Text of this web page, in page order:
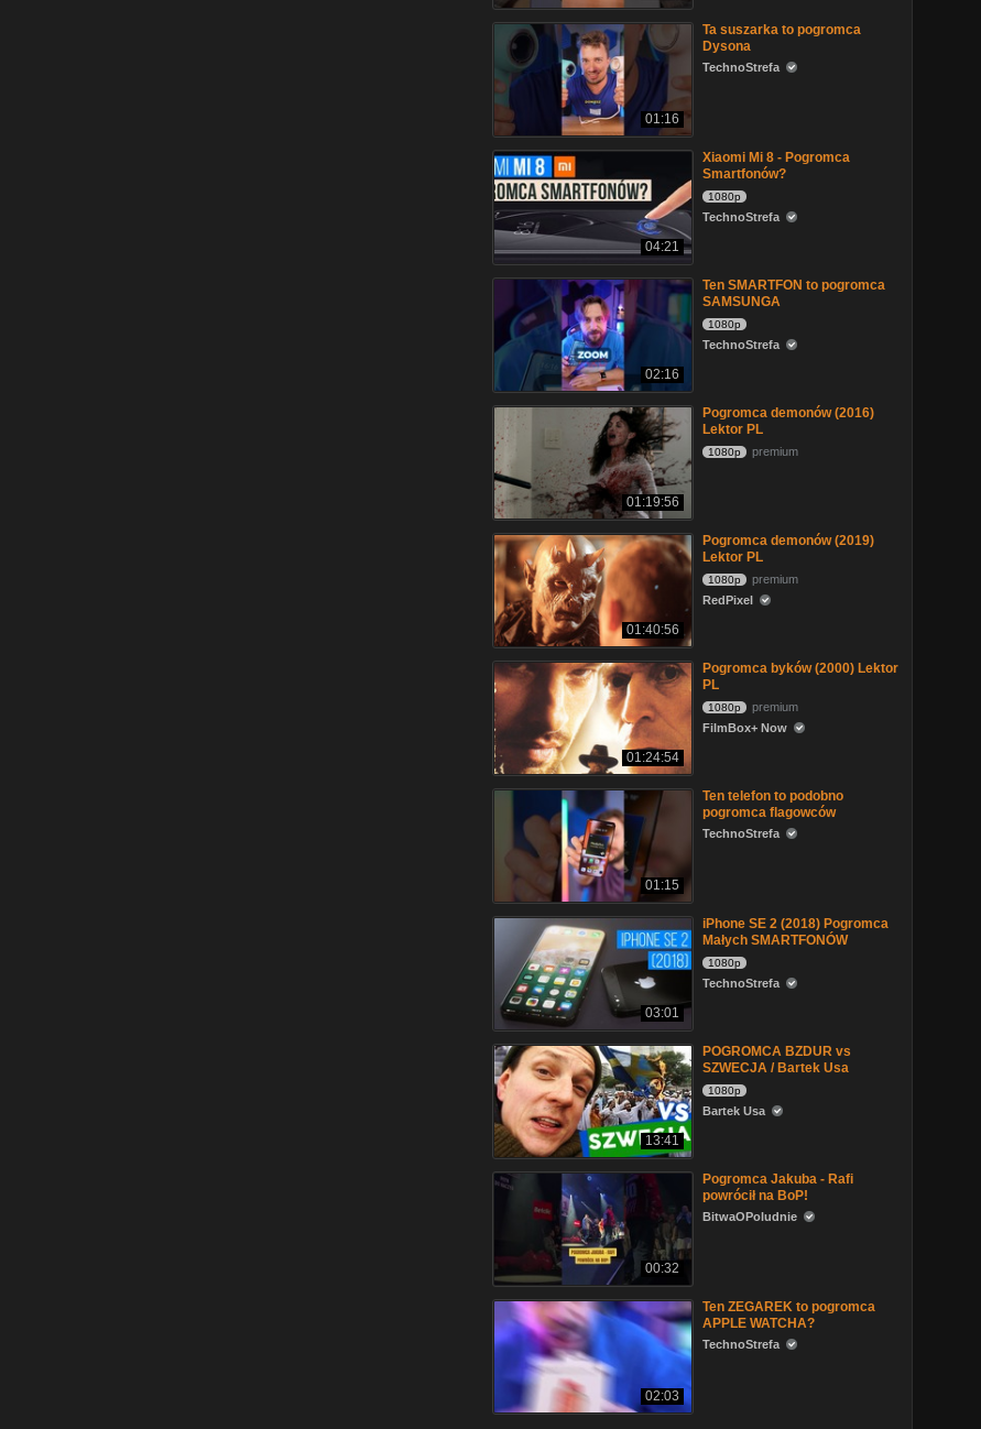
01:16
Ta suszarka to pogromca
Dysona
TechnoStrefa
04:21
Xiaomi Mi 8 - Pogromca
Smartfonów?
1080p
TechnoStrefa
02:16
Ten SMARTFON to pogromca
SAMSUNGA
1080p
TechnoStrefa
01:19:56
Pogromca demonów (2016)
Lektor PL
1080p premium
01:40:56
Pogromca demonów (2019)
Lektor PL
1080p
premium
RedPixel
01:24:54
Pogromca byków (2000) Lektor
PL
1080p
premium
FilmBox+ Now
01:15
Ten telefon to podobno
pogromca flagowców
TechnoStrefa
03:01
iPhone SE 2 (2018) Pogromca
Małych SMARTFONÓW
1080p
TechnoStrefa
13:41
POGROMCA BZDUR vs
SZWECJA / Bartek Usa
1080p
Bartek Usa
00:32
Pogromca Jakuba - Rafi
powrócił na BoP!
BitwaOPoludnie
02:03
Ten ZEGAREK to pogromca
APPLE WATCHA?
TechnoStrefa